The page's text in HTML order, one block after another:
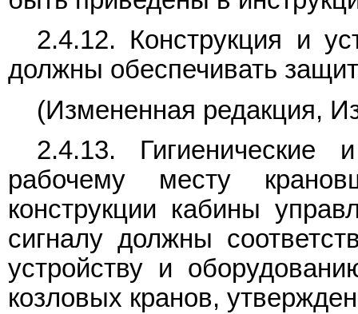
2.4.12. Конструкция и
должны обеспечивать
(Измененная редакция,
2.4.13. Гигиенические
рабочему месту
конструкции кабины
сигналу должны
устройству и
козловых кранов,